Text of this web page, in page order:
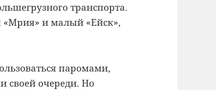
транспорта.
«Мрия» и малый «Ейск»,
паромами,
своей очереди. Но